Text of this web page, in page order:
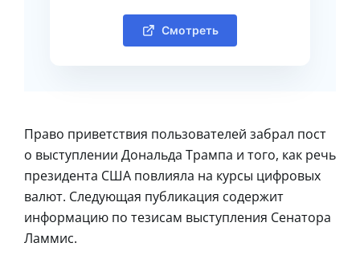
Смотреть
Право приветствия пользователей забрал пост
о выступлении Дональда Трампа и того, как речь
президента США повлияла на курсы цифровых
валют. Следующая публикация содержит
информацию по тезисам выступления Сенатора
Ламмис.